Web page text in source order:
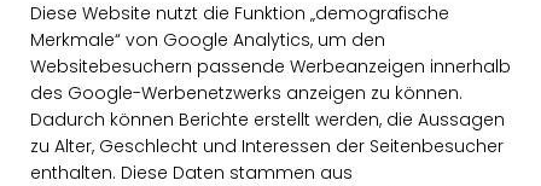
Diese Website nutzt die Funktion „demografische
Merkmale“ von Google Analytics, um den
Websitebesuchern passende Werbeanzeigen innerhalb
des Google-Werbenetzwerks anzeigen zu können.
Dadurch können Berichte erstellt werden, die Aussagen
zu Alter, Geschlecht und Interessen der Seitenbesucher
enthalten. Diese Daten stammen aus